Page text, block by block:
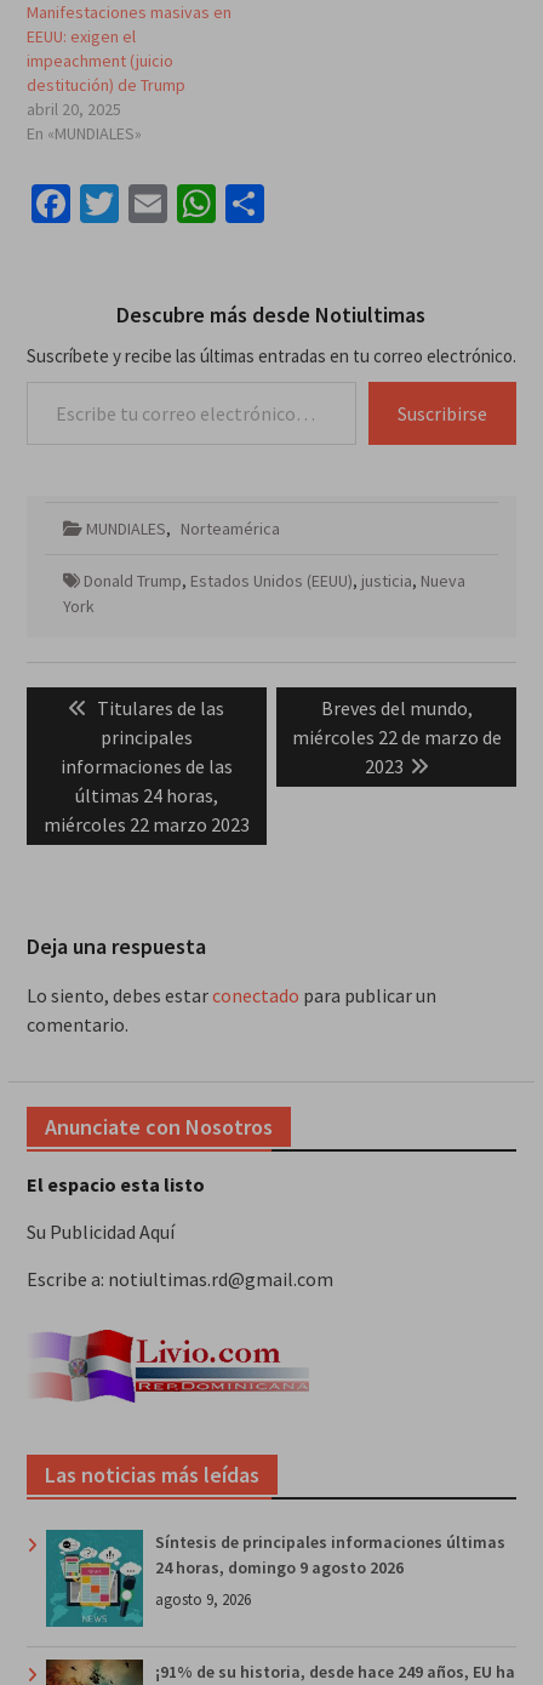
Manifestaciones masivas en
EEUU: exigen el
impeachment (juicio
destitución) de Trump
abril 20, 2025
En «MUNDIALES»
Facebook
Twitter
EmailWhatsApp
Compartir
Descubre más desde Notiultimas
Suscríbete y recibe las últimas entradas en tu correo electrónico.
Suscribirse
MUNDIALES, Norteamérica
Donald Trump, Estados Unidos (EEUU), justicia, Nueva
York
Navegación
entradas
Previous
post:
Titulares de las
principales
informaciones de las
últimas 24 horas,
miércoles 22 marzo 2023
Next
post:
Breves del mundo,
miércoles 22 de marzo de
2023
Deja una respuesta
Lo siento, debes estarconectado para publicar un
comentario.
Anunciate con Nosotros
El espacio esta listo
Su Publicidad Aquí
Escribe a: notiultimas.rd@gmail.com
Las noticias más leídas
Síntesis de principales informaciones últimas
24 horas, domingo 9 agosto 2026
agosto 9, 2026
¡91% de su historia, desde hace 249 años, EU ha